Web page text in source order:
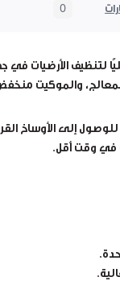
0
لتنظيف الأرضيات في
والموكيت
للوصول إلى الأوساخ
في وقت أقل.